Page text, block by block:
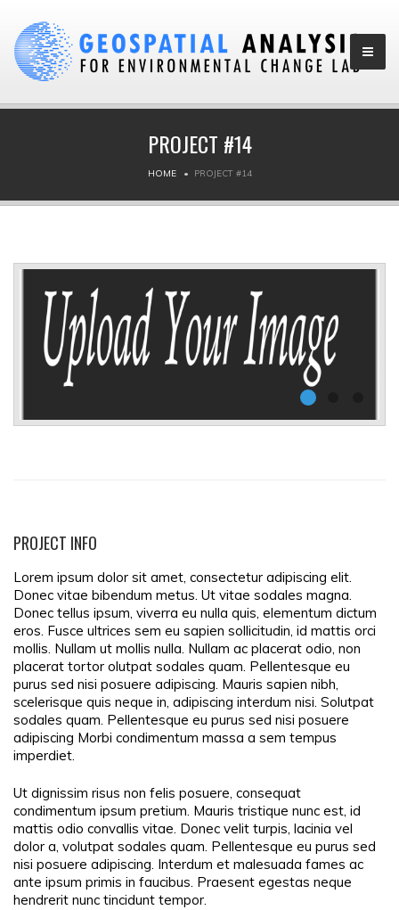
PROJECT #14
HOME PROJECT #14
PROJECT INFO
Lorem ipsum dolor sit amet, consectetur adipiscing elit.
Donec vitae bibendum metus. Ut vitae sodales magna.
Donec tellus ipsum, viverra eu nulla quis, elementum dictum
eros. Fusce ultrices sem eu sapien sollicitudin, id mattis orci
mollis. Nullam ut mollis nulla. Nullam ac placerat odio, non
placerat tortor olutpat sodales quam. Pellentesque eu
purus sed nisi posuere adipiscing. Mauris sapien nibh,
scelerisque quis neque in, adipiscing interdum nisi. Solutpat
sodales quam. Pellentesque eu purus sed nisi posuere
adipiscing Morbi condimentum massa a sem tempus
imperdiet.
Ut dignissim risus non felis posuere, consequat
condimentum ipsum pretium. Mauris tristique nunc est, id
mattis odio convallis vitae. Donec velit turpis, lacinia vel
dolor a, volutpat sodales quam. Pellentesque eu purus sed
nisi posuere adipiscing. Interdum et malesuada fames ac
ante ipsum primis in faucibus. Praesent egestas neque
hendrerit nunc tincidunt tempor.